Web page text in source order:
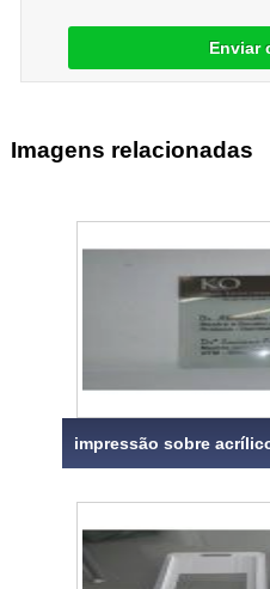
Enviar
Imagens relacionadas
impressão sobre